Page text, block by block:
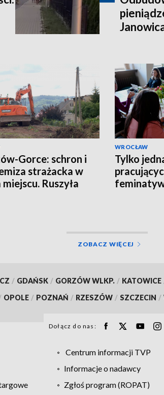
Gorce: schron i
strażacka w
Ruszyła
WROCŁAW
Tylko
ZOBACZ WIĘCEJ
/ GDAŃSK / GORZÓW WLKP. / KATOWICE
OPOLE / POZNAŃ / RZESZÓW / SZCZECIN /
Dołącz do nas:
Centrum informacji TVP
Informacje o nadawcy
Zgłoś program (ROPAT)